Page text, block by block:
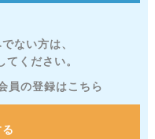
ない方は、
ください。
員の登録はこちら